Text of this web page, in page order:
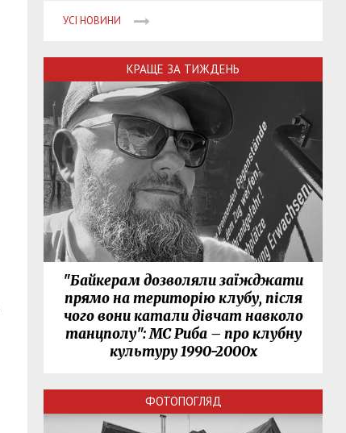
УСІ НОВИНИ
КРАЩЕ ЗА ТИЖДЕНЬ
"Байкерам дозволяли заїжджати
прямо на територію клубу, після
чого вони катали дівчат навколо
танцполу": МС Риба – про клубну
культуру 1990-2000х
ФОТОПОГЛЯД